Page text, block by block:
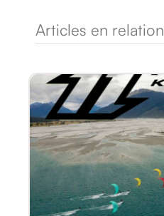
Articles en relation